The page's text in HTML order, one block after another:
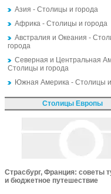
Азия - Столицы и города
Африка - Столицы и города
Австралия и Океания -
города
Северная и Центральная
Столицы и города
Южная Америка - Столицы
Столицы Европы
Страсбург, Франция: советы
и бюджетное путешествие